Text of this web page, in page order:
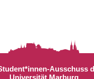
Ausschuss
Universität Marburg